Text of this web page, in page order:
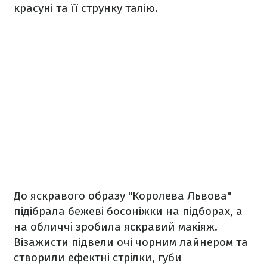
красуні та її струнку талію.
До яскравого образу "Королева Львова"
підібрала бежеві босоніжки на підборах, а
на обличчі зробила яскравий макіяж.
Візажисти підвели очі чорним лайнером та
створили ефектні стрілки, губи